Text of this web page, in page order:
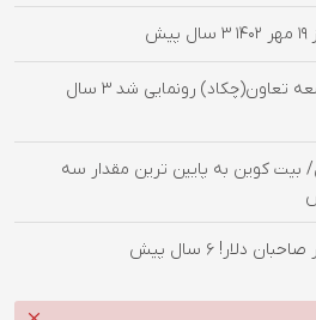
3 سال پیش
تعاون(چکاد) رونمایی شد
3 سال
بیت کوین به پایین ترین مقدار سه
6 سال پیش